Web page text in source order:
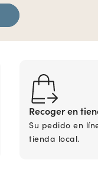
Recoger en
Su pedido en
tienda local.